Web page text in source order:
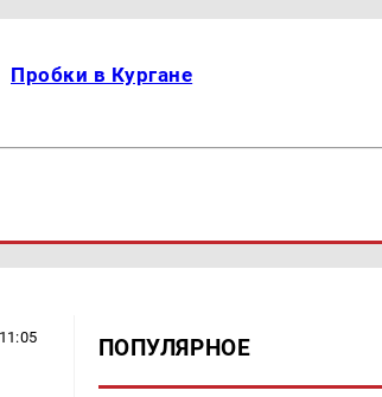
Пробки в Кургане
ПОПУЛЯРНОЕ